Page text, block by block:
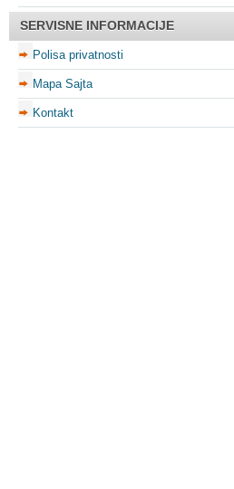
SERVISNE INFORMACIJE
Polisa privatnosti
Mapa Sajta
Kontakt